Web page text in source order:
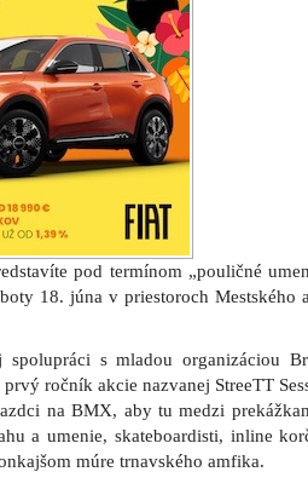
a umenie, skateboardisti, inline
múre trnavského amfika.